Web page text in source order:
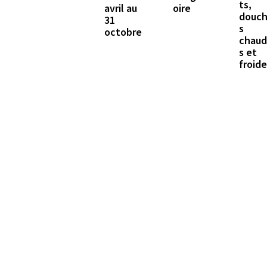
avril au
31
octobre
oire
ts,
s
s et